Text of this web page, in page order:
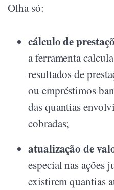
Olha só:
cálculo de
a ferramenta
resultados de
ou empréstimos
das quantias
cobradas;
atualização de
especial nas ações
existirem quantias